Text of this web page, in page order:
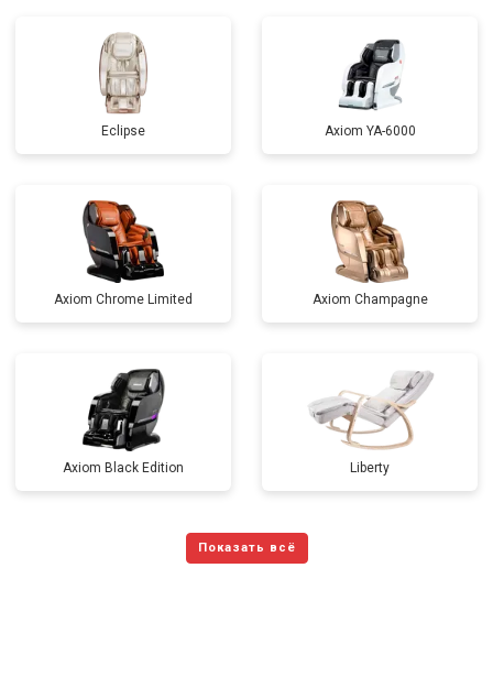
Eclipse Axiom YA-6000
Axiom Chrome Limited Axiom Champagne
Axiom Black Edition Liberty